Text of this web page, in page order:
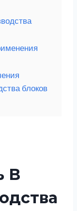
блоков
В